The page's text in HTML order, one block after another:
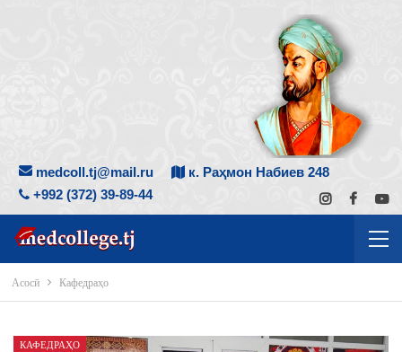
medcoll.tj@mail.ru
к. Раҳмон Набиев 248
+992 (372) 39-89-44
Асосӣ Кафедраҳо
КАФЕДРАҲО